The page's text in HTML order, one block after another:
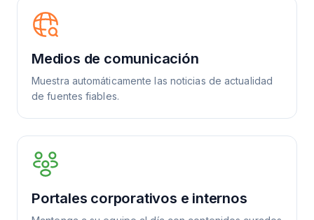
Medios de comunicación
Muestra automáticamente las noticias de actualidad
de fuentes fiables.
Portales corporativos e internos